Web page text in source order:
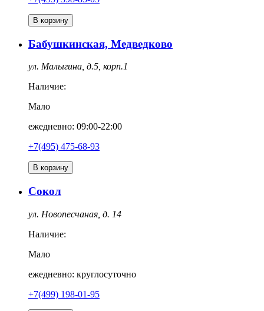
В корзину
Бабушкинская, Медведково
ул. Малыгина, д.5, корп.1
Наличие:
Мало
ежедневно: 09:00-22:00
+7(495) 475-68-93
В корзину
Сокол
ул. Новопесчаная, д. 14
Наличие:
Мало
ежедневно: круглосуточно
+7(499) 198-01-95